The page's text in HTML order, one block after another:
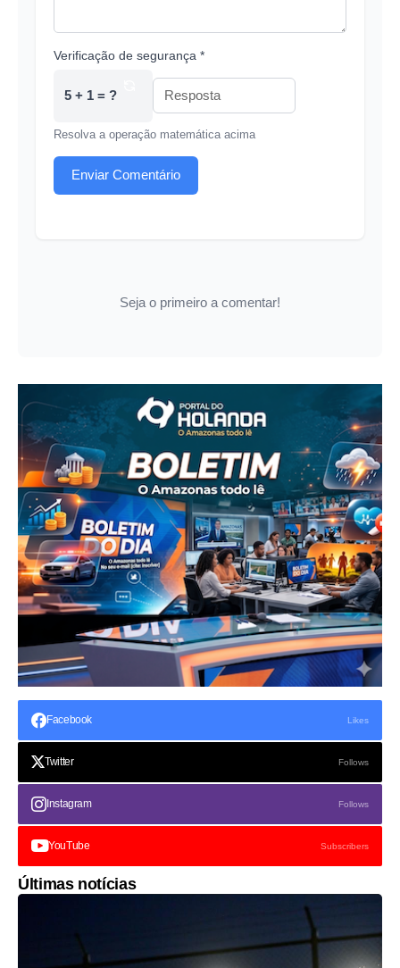
Verificação de segurança *
5 + 1 = ?
Resolva a operação matemática acima
Enviar Comentário
Seja o primeiro a comentar!
Facebook Likes
Twitter Follows
Instagram Follows
YouTube Subscribers
Últimas notícias